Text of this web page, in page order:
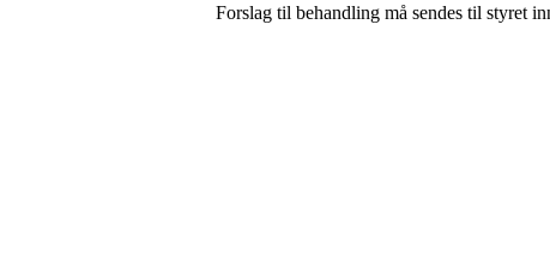
Forslag til behandling må sendes til styret